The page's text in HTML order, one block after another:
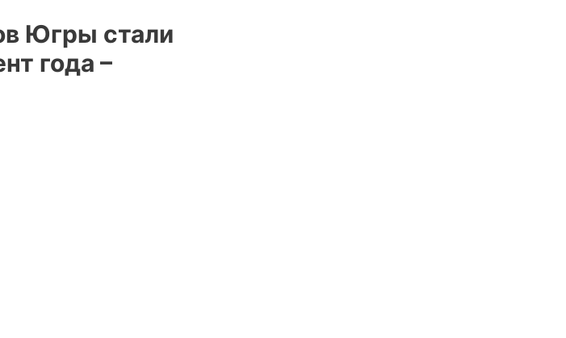
Югры стали
года –